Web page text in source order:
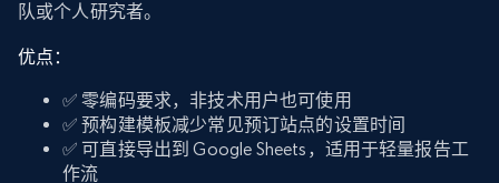
队或个人研究者。
优点：
✅ 零编码要求，非技术用户也可使用
✅ 预构建模板减少常见预订站点的设置时间
✅ 可直接导出到 Google Sheets，适用于轻量报告工
作流